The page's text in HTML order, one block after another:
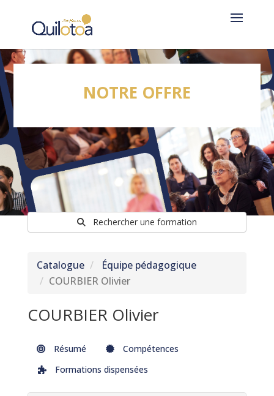
NOTRE OFFRE
Rechercher une formation
Catalogue
Équipe pédagogique
COURBIER Olivier
COURBIER Olivier
Résumé
Compétences
Formations dispensées